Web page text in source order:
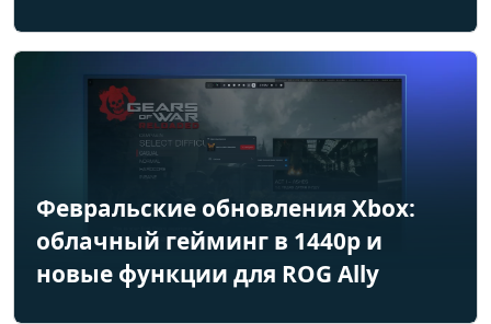
Февральские обновления Xbox:
облачный гейминг в 1440p и
новые функции для ROG Ally